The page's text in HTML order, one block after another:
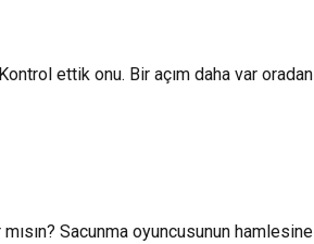
ettik onu. Bir açım daha var oradan
Sacunma oyuncusunun hamlesine